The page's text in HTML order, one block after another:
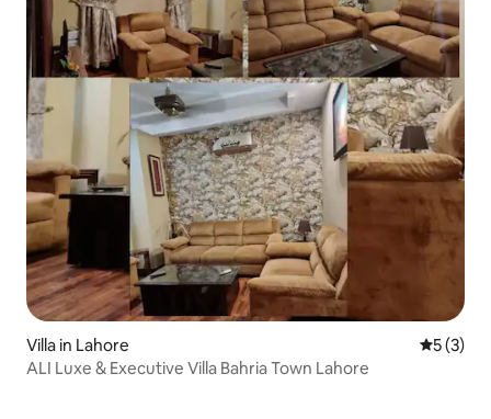
Villa in Lahore
5 (3)
ALI Luxe & Executive Villa Bahria Town Lahore